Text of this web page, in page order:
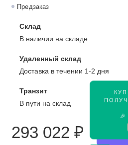
🎉
Предзаказ
Склад
В наличии на складе
Удаленный склад
Доставка в течении 1-2 дня
Транзит
В пути на склад
293 022 ₽